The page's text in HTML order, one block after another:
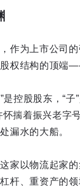
作为上市公司
权结构的顶端
控股股东，“
揣着振兴老字
漏水的大船。
家以物流起家
杆、重资产的